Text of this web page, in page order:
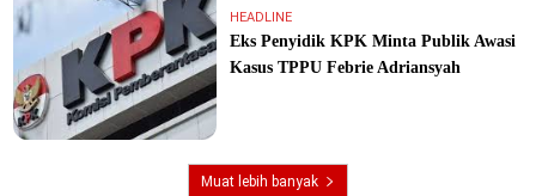
HEADLINE
Eks Penyidik KPK Minta Publik Awasi
Kasus TPPU Febrie Adriansyah
Muat lebih banyak